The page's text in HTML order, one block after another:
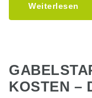
Weiterlesen
KOSTEN –